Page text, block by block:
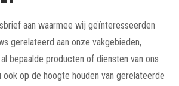
aan waarmee wij geïnteresseerden
gerelateerd aan onze vakgebieden,
bepaalde producten of diensten van ons
ook op de hoogte houden van gerelateerde